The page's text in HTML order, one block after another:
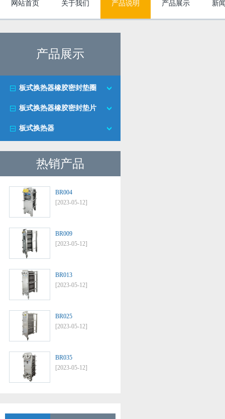
网站首页 关于我们 产品说明 产品展示 新
产品展示
板式换热器橡胶密封垫圈
板式换热器橡胶密封垫片
板式换热器
热销产品
BR004
[2023-05-12]
BR009
[2023-05-12]
BR013
[2023-05-12]
BR025
[2023-05-12]
BR035
[2023-05-12]